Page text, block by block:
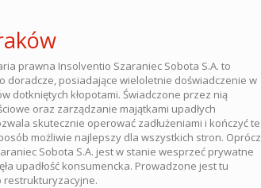
prawna Insolventio Szaraniec Sobota S.A. to
doradcze, posiadające wieloletnie doświadczenie w
dotkniętych kłopotami. Świadczone przez nią
oraz zarządzanie majątkami upadłych
skutecznie operować zadłużeniami i kończyć te
możliwie najlepszy dla wszystkich stron. Oprócz
Sobota S.A. jest w stanie wesprzeć prywatne
upadłość konsumencka. Prowadzone jest tu
restrukturyzacyjne.